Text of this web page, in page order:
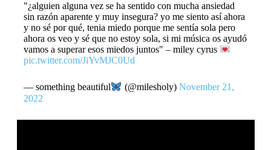
"¿alguien alguna vez se ha sentido con mucha ansiedad
sin razón aparente y muy insegura? yo me siento así ahora
y no sé por qué, tenia miedo porque me sentía sola pero
ahora os veo y sé que no estoy sola, si mi música os ayudó
vamos a superar esos miedos juntos" – miley cyrus
pic.twitter.com/JiYvMJC0Ud
— something beautiful (@milesholy) November 21,
2022